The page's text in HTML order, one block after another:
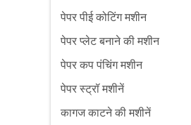
पेपर पीई कोटिंग मशीन
पेपर प्लेट बनाने की मशीन
पेपर कप पंचिंग मशीन
पेपर स्ट्रॉ मशीनें
कागज काटने की मशीनें